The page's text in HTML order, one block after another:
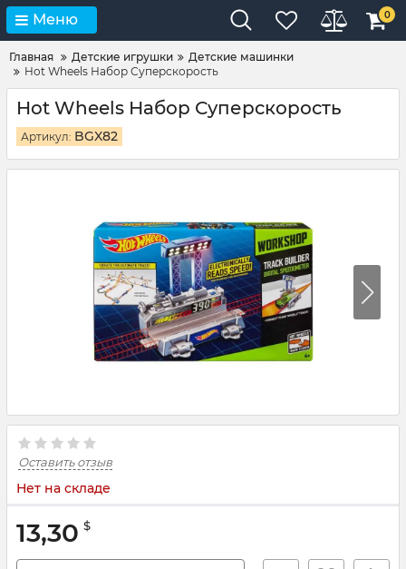
Меню 0
Главная Детские игрушки
Детские машинки
Hot Wheels Набор Суперскорость
Hot Wheels Набор Суперскорость
Артикул: BGX82
Оставить отзыв
Нет на складе
13,30 $